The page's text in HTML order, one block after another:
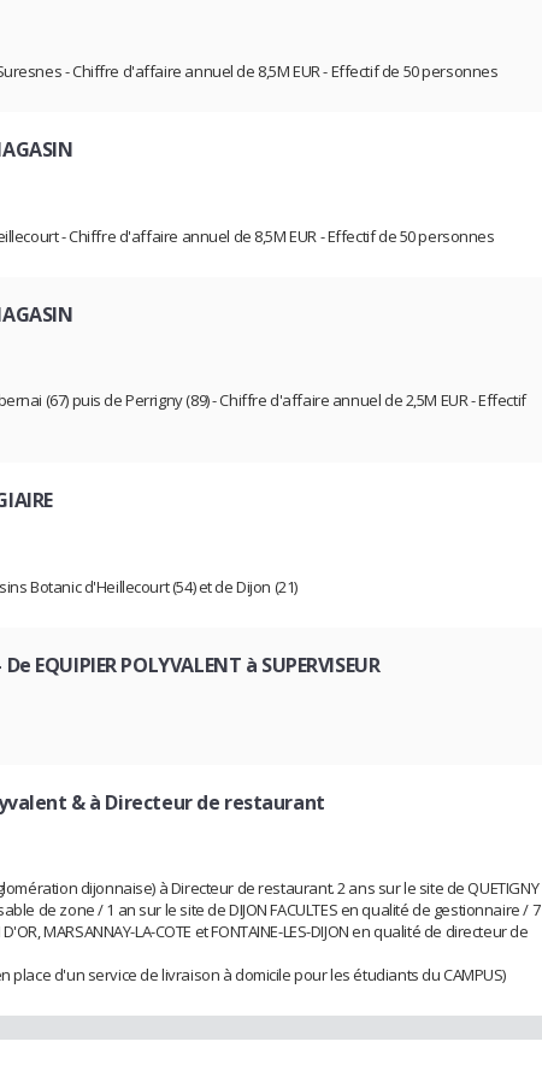
- Chiffre d'affaire annuel de 8,5M EUR - Effectif de 50 personnes
- Chiffre d'affaire annuel de 8,5M EUR - Effectif de 50 personnes
(67) puis de Perrigny (89) - Chiffre d'affaire annuel de 2,5M EUR - Effectif
Botanic d'Heillecourt (54) et de Dijon (21)
De EQUIPIER POLYVALENT à SUPERVISEUR
& à Directeur de restaurant
dijonnaise) à Directeur de restaurant. 2 ans sur le site de QUETIGNY
de zone / 1 an sur le site de DIJON FACULTES en qualité de gestionnaire / 7
MARSANNAY-LA-COTE et FONTAINE-LES-DIJON en qualité de directeur de
place d'un service de livraison à domicile pour les étudiants du CAMPUS)